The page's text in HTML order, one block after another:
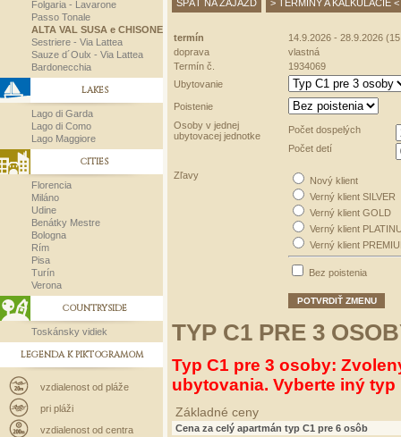
Folgaria - Lavarone
Passo Tonale
ALTA VAL SUSA e CHISONE
Sestriere - Via Lattea
Sauze d´Oulx - Via Lattea
Bardonecchia
LAKES
Lago di Garda
Lago di Como
Lago Maggiore
CITIES
Florencia
Miláno
Udine
Benátky Mestre
Bologna
Rím
Pisa
Turín
Verona
COUNTRYSIDE
Toskánsky vidiek
LEGENDA K PIKTOGRAMOM
vzdialenost od pláže
pri pláži
vzdialenost od centra
SPÄŤ NA ZÁJAZD > TERMÍNY A KALKULÁCIE <
termín
14.9.2026 - 28.9.2026
doprava
vlastná
Termín č.
1934069
Ubytovanie
Poistenie
Osoby v jednej
ubytovacej jednotke
Počet dospelých
Počet detí
Zľavy
Nový klient
Verný klient SILVER
Verný klient GOLD
Verný klient
Verný klient
Bez poistenia
POTVRDIŤ ZMENU
TYP C1 PRE 3
Typ C1 pre 3 osoby:
ubytovania. Vyberte iný typ
Základné ceny
Cena za celý apartmán typ C1 pre 6 osôb